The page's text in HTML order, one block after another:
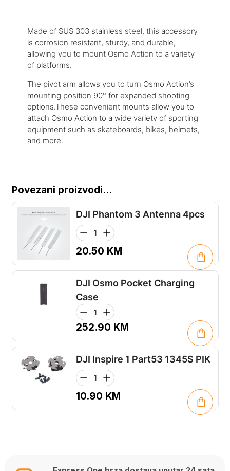
Made of SUS 303 stainless steel, this accessory
is corrosion resistant, sturdy, and durable,
allowing you to mount Osmo Action to a variety
of platforms.
The pivot arm allows you to turn Osmo Action’s
mounting position 90° for expanded shooting
options.These convenient mounts allow you to
attach Osmo Action to a wide variety of sporting
equipment such as skateboards, bikes, helmets,
and more.
Povezani proizvodi...
DJI Phantom 3 Antenna 4pcs
20.50 KM
DJI Osmo Pocket Charging
Case
252.90 KM
DJI Inspire 1 Part53 1345S PIK
10.90 KM